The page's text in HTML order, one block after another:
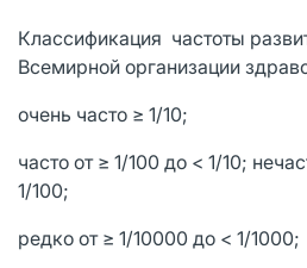
Классификация частоты
Всемирной организации
очень часто ≥ 1/10;
часто от ≥ 1/100 до < 1/10;
1/100;
редко от ≥ 1/10000 до < 1/1000;